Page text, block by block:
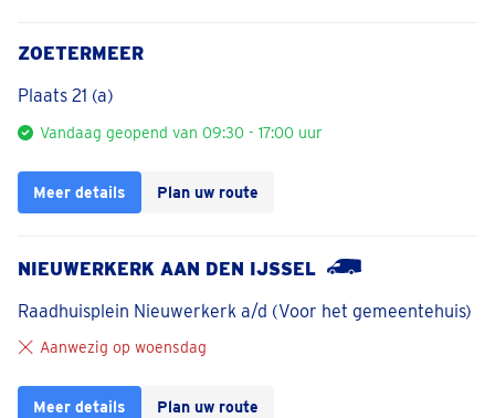
ZOETERMEER
Plaats 21 (a)
Vandaag geopend van 09:30 - 17:00 uur
Meer details Plan uw route
NIEUWERKERK AAN DEN IJSSEL
Raadhuisplein Nieuwerkerk a/d (Voor het gemeentehuis)
Aanwezig op woensdag
Meer details Plan uw route